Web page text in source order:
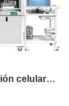
celular